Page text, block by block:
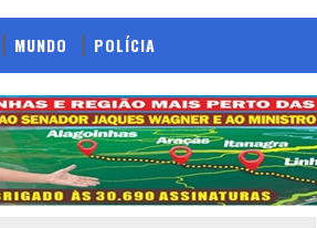
MUNDO POLÍCIA